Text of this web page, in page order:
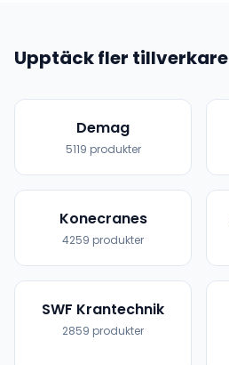
Upptäck fler tillverkare
Demag
5119 produkter
Konecranes
4259 produkter
SWF Krantechnik
2859 produkter